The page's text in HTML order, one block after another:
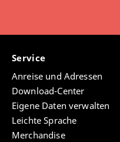
Service
Anreise und Adressen
Download-Center
Eigene Daten verwalten
Leichte Sprache
Merchandise